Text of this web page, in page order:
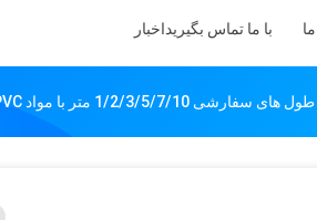
با ما تماس بگیریداخبار